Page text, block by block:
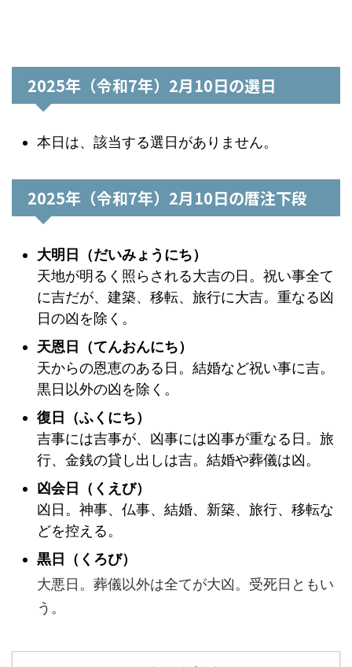
2025年（令和7年）2月10日の選日
本日は、該当する選日がありません。
2025年（令和7年）2月10日の暦注下段
大明日（だいみょうにち）
天地が明るく照らされる大吉の日。祝い事全て
に吉だが、建築、移転、旅行に大吉。重なる凶
日の凶を除く。
天恩日（てんおんにち）
天からの恩恵のある日。結婚など祝い事に吉。
黒日以外の凶を除く。
復日（ふくにち）
吉事には吉事が、凶事には凶事が重なる日。旅
行、金銭の貸し出しは吉。結婚や葬儀は凶。
凶会日（くえび）
凶日。神事、仏事、結婚、新築、旅行、移転な
どを控える。
黒日（くろび）
大悪日。葬儀以外は全てが大凶。受死日ともい
う。